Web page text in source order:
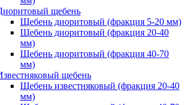
щебень
Щебень диоритовый (фракция 5-20 мм)
Щебень диоритовый (фракция 20-40
мм)
Щебень диоритовый (фракция 40-70
мм)
щебень
Щебень известняковый (фракция 20-40
мм)